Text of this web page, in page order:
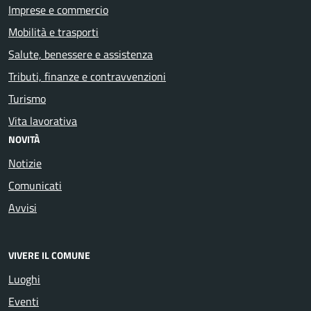
Imprese e commercio
Mobilità e trasporti
Salute, benessere e assistenza
Tributi, finanze e contravvenzioni
Turismo
Vita lavorativa
NOVITÀ
Notizie
Comunicati
Avvisi
VIVERE IL COMUNE
Luoghi
Eventi